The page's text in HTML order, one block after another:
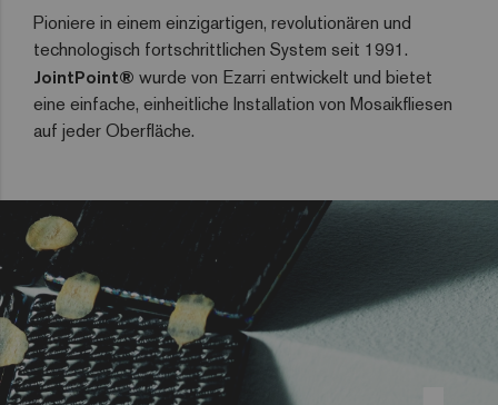
Pioniere in einem einzigartigen, revolutionären und
technologisch fortschrittlichen System seit 1991.
JointPoint® wurde von Ezarri entwickelt und bietet
eine einfache, einheitliche Installation von Mosaikfliesen
auf jeder Oberfläche.
Um dieses Video zu sehen, müssen Sie Marketing-Cookies
akzeptieren,Sie können sie akzeptieren, indem Sie
hier klicken